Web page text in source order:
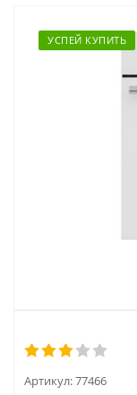
УСПЕЙ КУПИТЬ
Артикул:77466